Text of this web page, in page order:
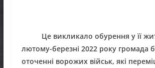
Це викликало обурення у її
лютому-березні 2022 року громада
оточенні ворожих військ, які